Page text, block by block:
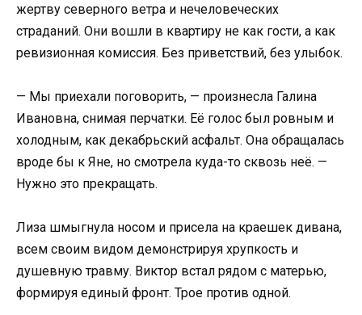
жертву северного ветра и нечеловеческих
страданий. Они вошли в квартиру не как гости, а как
ревизионная комиссия. Без приветствий, без улыбок.
— Мы приехали поговорить, — произнесла Галина
Ивановна, снимая перчатки. Её голос был ровным и
холодным, как декабрьский асфальт. Она обращалась
вроде бы к Яне, но смотрела куда-то сквозь неё. —
Нужно это прекращать.
Лиза шмыгнула носом и присела на краешек дивана,
всем своим видом демонстрируя хрупкость и
душевную травму. Виктор встал рядом с матерью,
формируя единый фронт. Трое против одной.